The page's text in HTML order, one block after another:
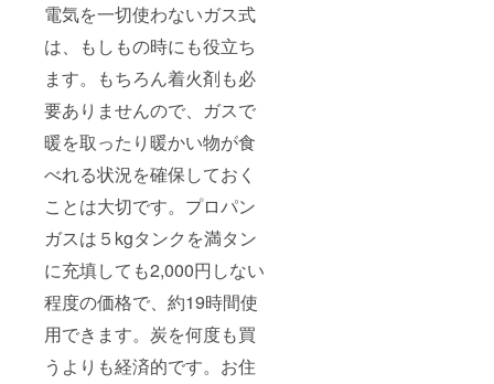
電気を一切使わないガス式
は、もしもの時にも役立ち
ます。もちろん着火剤も必
要ありませんので、ガスで
暖を取ったり暖かい物が食
べれる状況を確保しておく
ことは大切です。プロパン
ガスは５kgタンクを満タン
に充填しても2,000円しない
程度の価格で、約19時間使
用できます。炭を何度も買
うよりも経済的です。お住